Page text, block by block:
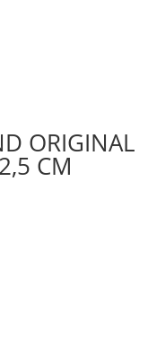
ORIGINAL
CM